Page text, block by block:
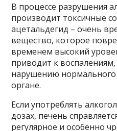
В процессе разрушения
производит токсичные
ацетальдегид – очень
вещество, которое
временем высокий
приводит к воспалениям,
нарушению
органе.
Если употреблять
дозах, печень
регулярное и особенно